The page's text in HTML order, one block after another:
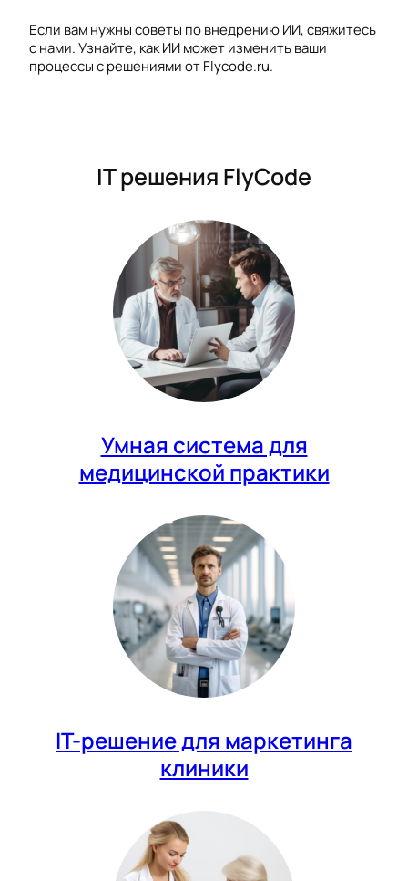
Если вам нужны советы по внедрению ИИ, свяжитесь
с нами. Узнайте, как ИИ может изменить ваши
процессы с решениями от Flycode.ru.
IT решения FlyCode
Умная система для
медицинской практики
IT-решение для маркетинга
клиники